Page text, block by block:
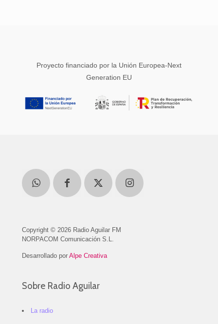
Proyecto financiado por la Unión Europea-Next
Generation EU
Copyright © 2026 Radio Aguilar FM
NORPACOM Comunicación S.L.
Desarrollado por Alpe Creativa
Sobre Radio Aguilar
La radio